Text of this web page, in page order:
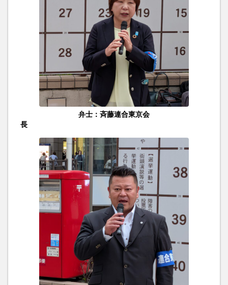
弁士：斉藤連合東京会